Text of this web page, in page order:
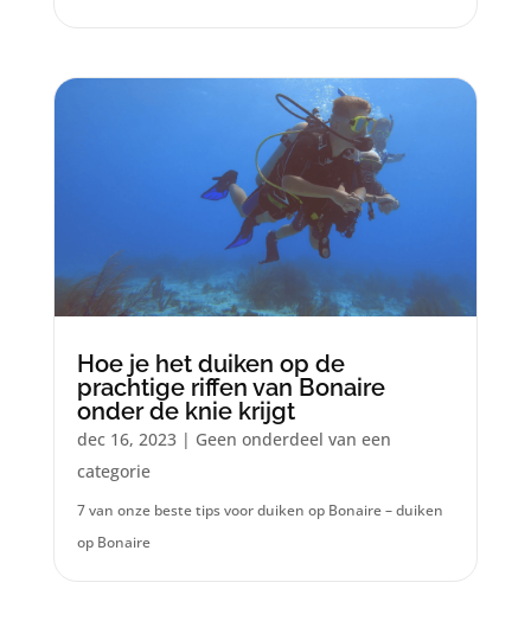
Hoe je het duiken op de
prachtige riffen van Bonaire
onder de knie krijgt
dec 16, 2023| Geen onderdeel van een
categorie
7 van onze beste tips voor duiken op Bonaire – duiken
op Bonaire